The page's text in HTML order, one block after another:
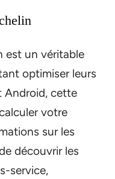
est un véritable
optimiser leurs
Android, cette
votre
sur les
découvrir les
service,